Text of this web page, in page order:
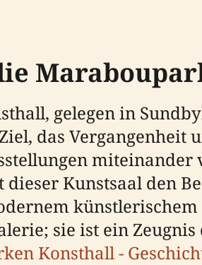
gelegen in
das Vergangenheit
Kunstsaal den
sie ist ein
Konsthall -